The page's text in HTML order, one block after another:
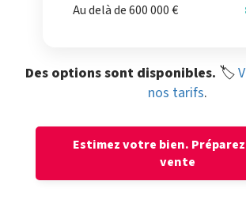
Au delà de 600 000 €
Des options sont disponibles. 🏷️
nos tarifs.
Estimez votre bien.
vente